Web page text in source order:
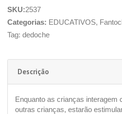
SKU:2537
Categorias: EDUCATIVOS,
Tag: dedoche
Descrição
Enquanto as crianças interagem
outras crianças, estarão